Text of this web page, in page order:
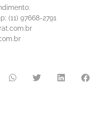
(11) 97668-2791